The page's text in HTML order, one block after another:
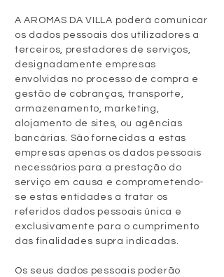
A AROMAS DA VILLA poderá comunicar
os dados pessoais dos utilizadores a
terceiros, prestadores de serviços,
designadamente empresas
envolvidas no processo de compra e
gestão de cobranças, transporte,
armazenamento, marketing,
alojamento de sites, ou agências
bancárias. São fornecidas a estas
empresas apenas os dados pessoais
necessários para a prestação do
serviço em causa e comprometendo-
se estas entidades a tratar os
referidos dados pessoais única e
exclusivamente para o cumprimento
das finalidades supra indicadas.
Os seus dados pessoais poderão